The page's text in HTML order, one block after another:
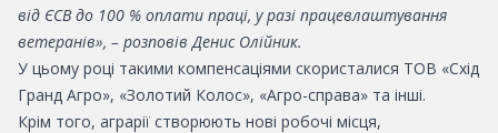
від ЄСВ до 100 % оплати праці, у разі працевлаштування
ветеранів», – розповів Денис Олійник.
У цьому році такими компенсаціями скористалися ТОВ «Схід
Гранд Агро», «Золотий Колос», «Агро-справа» та інші.
Крім того, аграрії створюють нові робочі місця,